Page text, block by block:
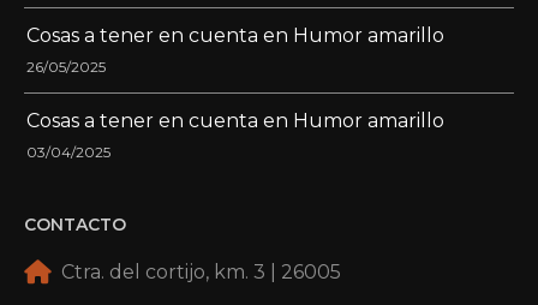
Cosas a tener en cuenta en Humor amarillo
26/05/2025
Cosas a tener en cuenta en Humor amarillo
03/04/2025
CONTACTO
Ctra. del cortijo, km. 3 | 26005